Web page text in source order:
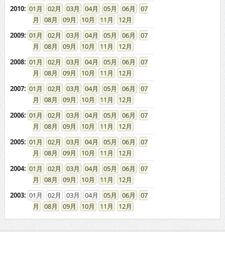
2010: 01 02 03 04 05 06
07
08
09 10 11
12
2009: 01 02 03 04 05 06
07
08
09 10 11
12
2008: 01 02 03 04 05 06
07
08
09 10 11
12
2007: 01 02 03 04 05 06
07
08
09 10 11
12
2006: 01 02 03 04 05 06
07
08
09 10 11
12
2005: 01 02 03 04 05 06
07
08
09 10 11
12
2004: 01 02 03 04 05 06
07
08
09 10 11
12
2003: 01 02 03 04 05 06
07
08
09 10 11 12